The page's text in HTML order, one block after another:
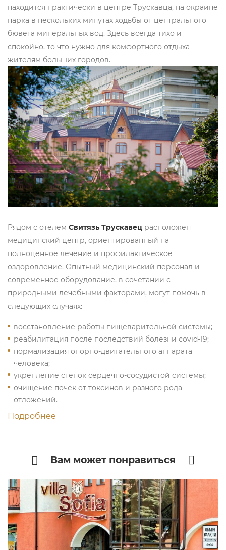
находится практически в центре Трускавца, на окраине
парка в нескольких минутах ходьбы от центрального
бювета минеральных вод. Здесь всегда тихо и
спокойно, то что нужно для комфортного отдыха
жителям больших городов.
Рядом с отелем Свитязь Трускавец расположен
медицинский центр, ориентированный на
полноценное лечение и профилактическое
оздоровление. Опытный медицинский персонал и
современное оборудование, в сочетании с
природными лечебными факторами, могут помочь в
следующих случаях:
восстановление работы пищеварительной системы;
реабилитация после последствий болезни covid-19;
нормализация опорно-двигательного аппарата
человека;
укрепление стенок сердечно-сосудистой системы;
очищение почек от токсинов и разного рода
отложений.
Подробнее
Вам может понравиться